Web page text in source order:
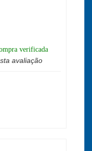
verificada
avaliação